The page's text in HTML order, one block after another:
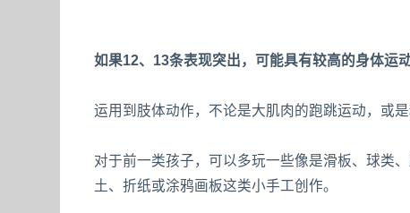
如果12、13条表现突出，可能具有较高的身体运动
运用到肢体动作，不论是大肌肉的跑跳运动，或
对于前一类孩子，可以多玩一些像是滑板、球类
土、折纸或涂鸦画板这类小手工创作。